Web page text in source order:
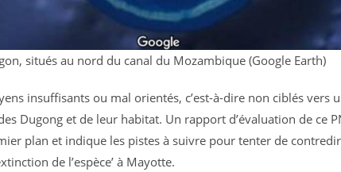
situés au nord du canal du Mozambique (Google Earth)
insuffisants ou mal orientés, c’est-à-dire non ciblés vers
Dugong et de leur habitat. Un rapport d’évaluation de ce
plan et indique les pistes à suivre pour tenter de
de l’espèce’ à Mayotte.